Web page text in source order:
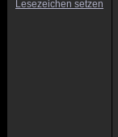
Lesezeichen setzen